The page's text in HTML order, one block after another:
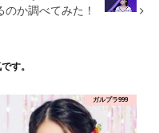
か調べてみた！
す。
ガルプラ999